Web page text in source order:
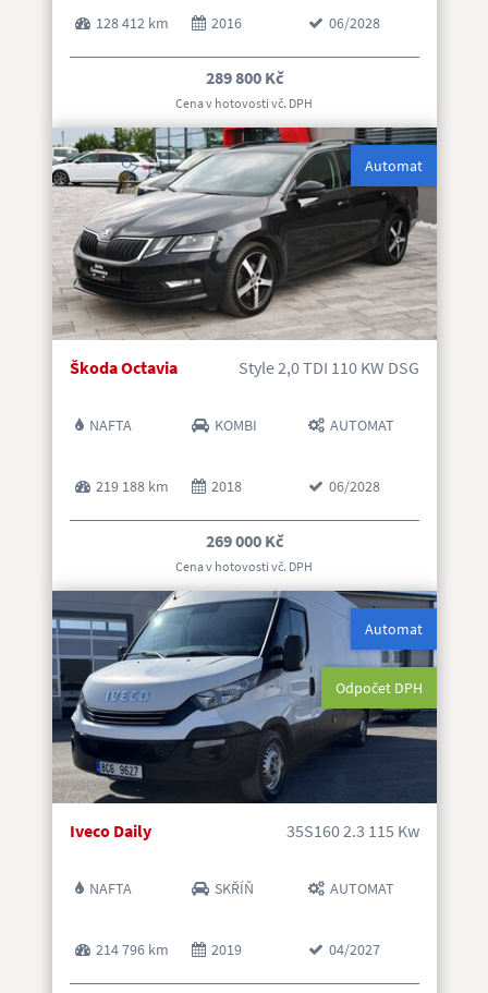
128 412 km 2016 06/2028
289 800 Kč
Cena v hotovosti vč. DPH
Automat
Škoda Octavia Style 2,0 TDI 110 KW DSG
NAFTA KOMBI AUTOMAT
219 188 km 2018 06/2028
269 000 Kč
Cena v hotovosti vč. DPH
Automat
Odpočet DPH
Iveco Daily 35S160 2.3 115 Kw
NAFTA SKŘÍŇ AUTOMAT
214 796 km 2019 04/2027